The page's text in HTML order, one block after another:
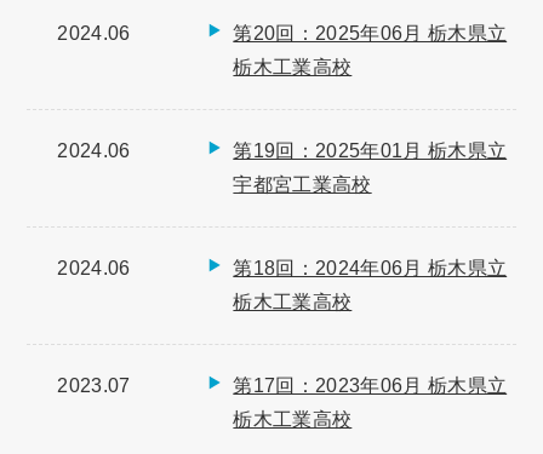
2024.06
第20回：2025年06月 栃木県立
栃木工業高校
2024.06
第19回：2025年01月 栃木県立
宇都宮工業高校
2024.06
第18回：2024年06月 栃木県立
栃木工業高校
2023.07
第17回：2023年06月 栃木県立
栃木工業高校